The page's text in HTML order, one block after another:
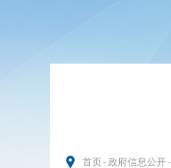
首页 - 政府信息公开-